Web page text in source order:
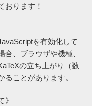
おります！
を有効化して
、ブラウザや機種、
の立ち上がり（数
ことがあります。
》